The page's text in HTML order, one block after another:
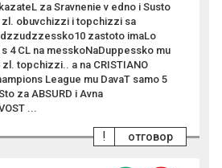
za Sravnenie v edno i Susto
zl. obuvchizzi i topchizzi sa
dzzudzzessko10 zastoto imaLo
4 CL na messkoNaDuppessko mu
zl. topchizzi.. a na CRISTIANO
League mu DavaT samo 5
za ABSURD i Avna
...
отговор
!